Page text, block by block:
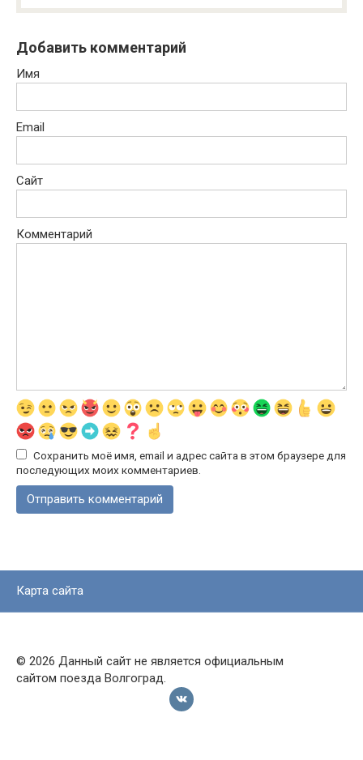
Добавить комментарий
Имя
Email
Сайт
Комментарий
Сохранить моё имя, email и адрес сайта в этом браузере для
последующих моих комментариев.
Карта сайта
© 2026 Данный сайт не является официальным
сайтом поезда Волгоград.